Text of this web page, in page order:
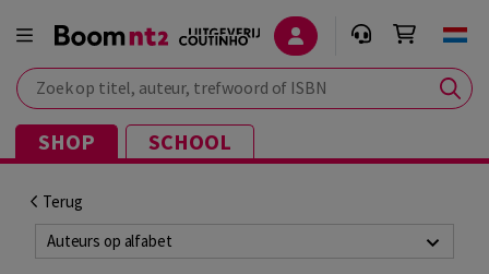
Zoek op titel, auteur, trefwoord of ISBN
SHOP SCHOOL
Terug
Auteurs op alfabet